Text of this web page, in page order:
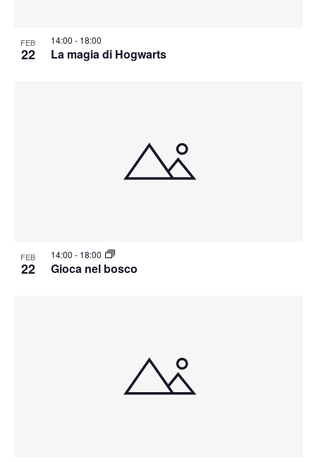
FEB
22 La magia di Hogwarts
14:00 - 18:00
FEB
22 Gioca nel bosco
14:00 - 18:00